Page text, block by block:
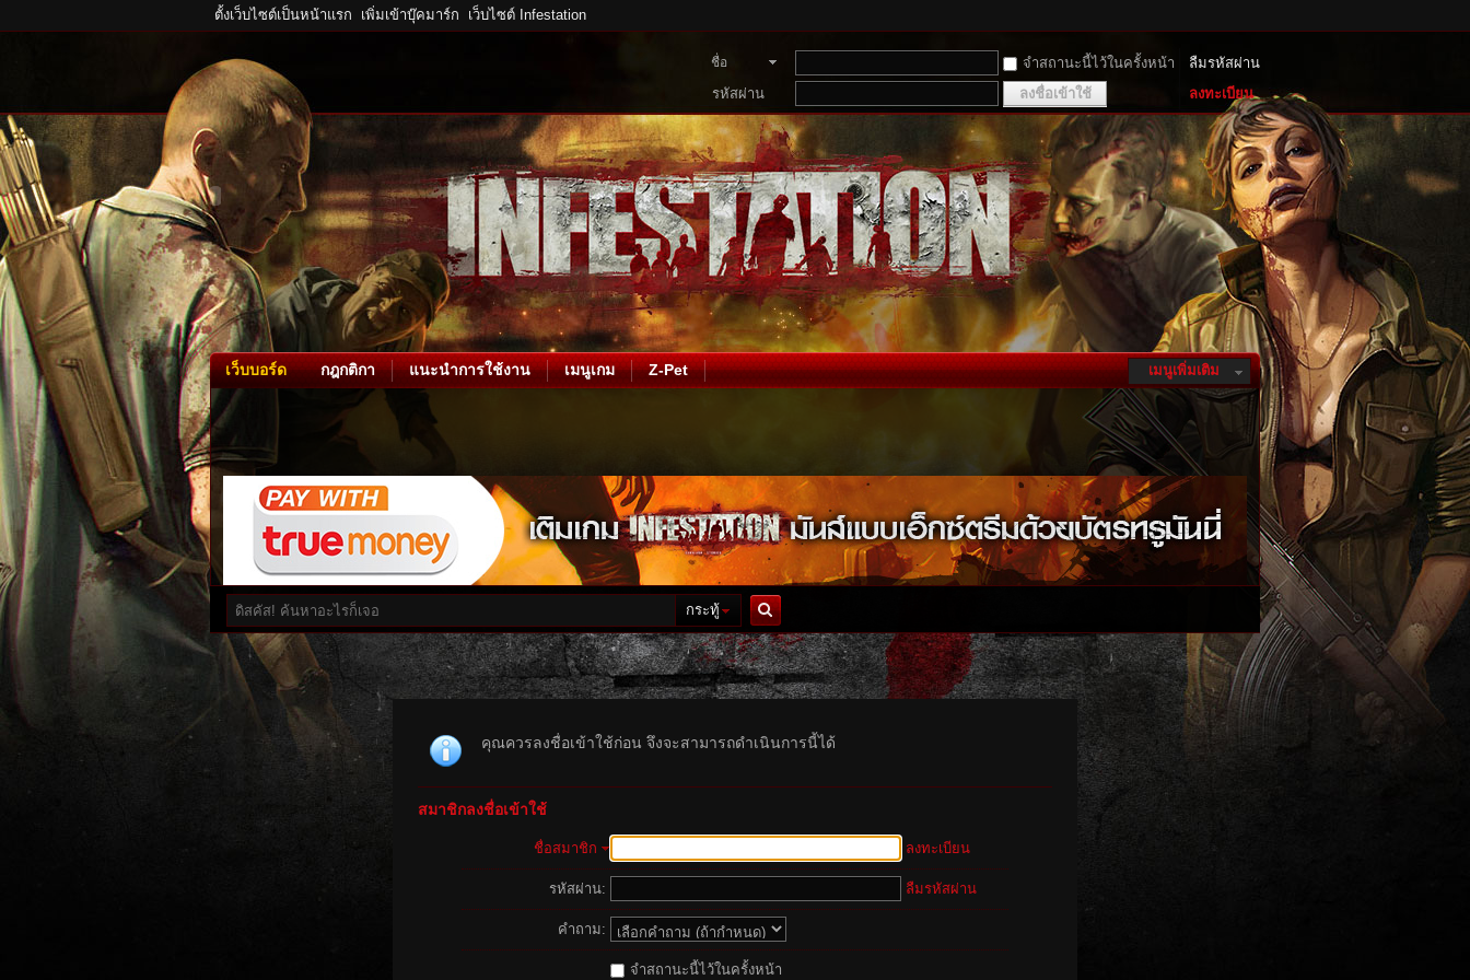
ตั้งเว็บไซต์เป็นหน้าแรก เพิ่มเข้าบุ๊คมาร์ก เว็บไซต์ Infestation
ชื่อ
สมาชิก
จำสถานะนี้ไว้ในครั้งหน้า
ลืมรหัสผ่าน
รหัสผ่าน
ลงชื่อเข้าใช้ ลงทะเบียน
เมนูเพิ่มเติม
เว็บบอร์ด กฎกติกา แนะนำการใช้งาน เมนูเกม Z-Pet
กระทู้
ค้นหา
คุณควรลงชื่อเข้าใช้ก่อน จึงจะสามารถดำเนินการนี้ได้
สมาชิกลงชื่อเข้าใช้
ชื่อสมาชิก ลงทะเบียน
รหัสผ่าน: ลืมรหัสผ่าน
คำถาม:
จำสถานะนี้ไว้ในครั้งหน้า